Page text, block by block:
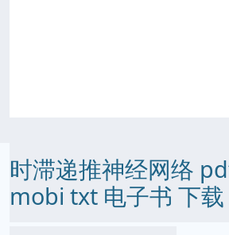
时滞递推神经网络
mobi txt 电子书 下载